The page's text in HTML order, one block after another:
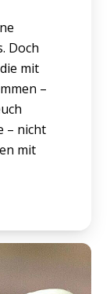
Doch
mit
–
– nicht
mit